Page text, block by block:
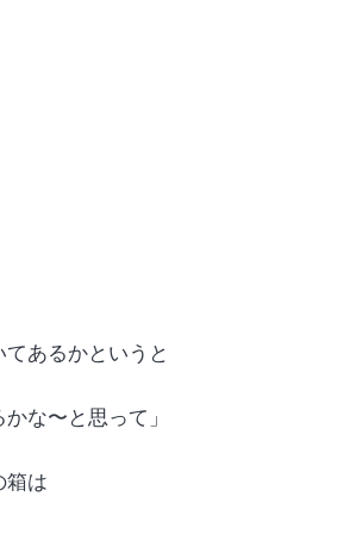
あるかというと
かな〜と思って」
箱は